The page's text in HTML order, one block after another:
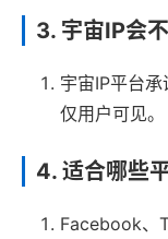
3. 宇宙IP会
宇宙IP平台
仅用户可见。
4. 适合哪些
Facebook、